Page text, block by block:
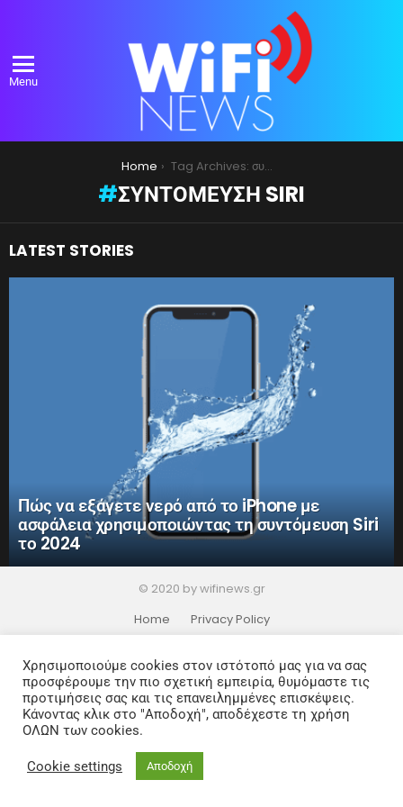
Menu
Home Tag Archives: συντόμευση Siri
ΣΥΝΤΌΜΕΥΣΗ SIRI
LATEST STORIES
Πώς να εξάγετε νερό από το iPhone με
ασφάλεια χρησιμοποιώντας τη συντόμευση Siri
το 2024
© 2020 by wifinews.gr
Home
Privacy Policy
Χρησιμοποιούμε cookies στον ιστότοπό μας για να σας
προσφέρουμε την πιο σχετική εμπειρία, θυμόμαστε τις
προτιμήσεις σας και τις επανειλημμένες επισκέψεις.
Κάνοντας κλικ στο "Αποδοχή", αποδέχεστε τη χρήση
ΟΛΩΝ των cookies.
Cookie settings Αποδοχή